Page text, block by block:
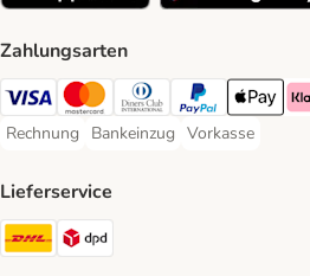
Zahlungsarten
Visa Payment Method
Mastercard Payment Method
Diners Club Payment
PayPal Payment
Apple Pay
Rechnung
Rechnung Payment Method
Bankeinzug
Bankeinzug Payment Method
Vorkasse
Vorkasse
Lieferservice
DHL Shipping Method